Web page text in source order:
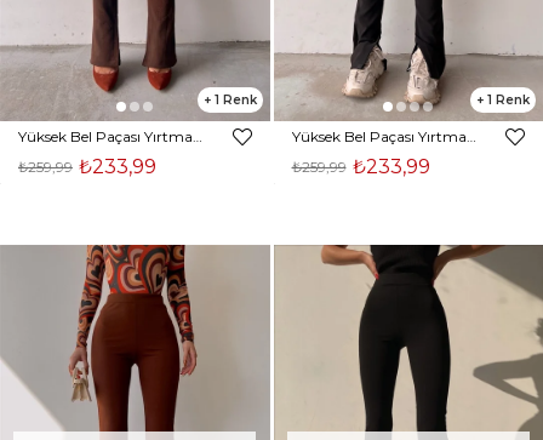
1
Yüksek Bel Paçası Yırtmaçlı Kadın Kahverengi Tayt Pantolon 22K000521
₺233,99
₺259,99
1
Yüksek Bel Paçası Yırtmaçlı Kadın Siyah Tayt Pantolon 22K000521
₺233,99
₺259,99